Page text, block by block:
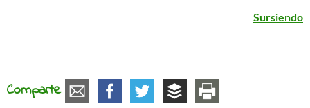
Sursiendo
Comparte